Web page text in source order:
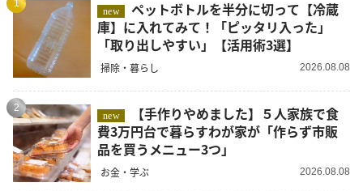
1
new
ペットボトルを半分に切って【冷蔵
庫】に入れてみて！「ピッタリ入った」
「取り出しやすい」【活用術3選】
掃除・暮らし 2026.08.08
2
new
費3万円台で暮らすわが家が「作らず市販
品を買うメニュー3つ」
お金・学ぶ 2026.08.08